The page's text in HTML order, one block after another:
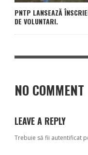
PNTP LANSEAZĂ
DE VOLUNTARI.
NO COMMENT
LEAVE A REPLY
Trebuie să fii autentificat